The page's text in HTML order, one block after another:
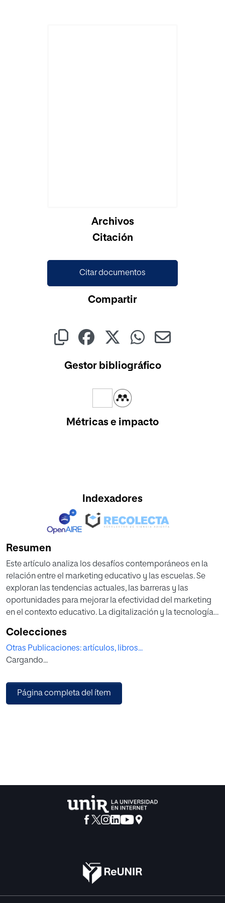
Archivos
Citación
Citar documentos
Compartir
Gestor bibliográfico
Métricas e impacto
Indexadores
Resumen
Este artículo analiza los desafíos contemporáneos en la
relación entre el marketing educativo y las escuelas. Se
exploran las tendencias actuales, las barreras y las
oportunidades para mejorar la efectividad del marketing
en el contexto educativo. La digitalización y la tecnología,
estudiantes y padres, y la sostenibilidad y responsabilidad
social son áreas clave que requieren atención. Se
presentan estrategias innovadoras para superar estos
colaboraciones y alianzas, el enfoque en el estudiante, la
formación y desarrollo profesional del personal, y la
Colecciones
Otras Publicaciones: artículos, libros...
Cargando...
Página completa del ítem